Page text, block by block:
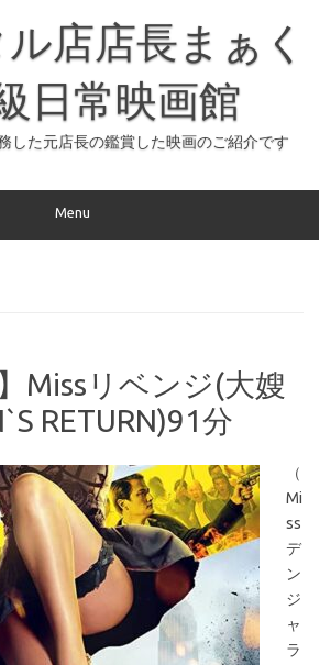
店店長まぁく
日常映画館
した元店長の鑑賞した映画のご紹介です
Menu
Missリベンジ(大嫂
RETURN)91分
（
Mi
ss
デ
ン
ジ
ャ
ラ